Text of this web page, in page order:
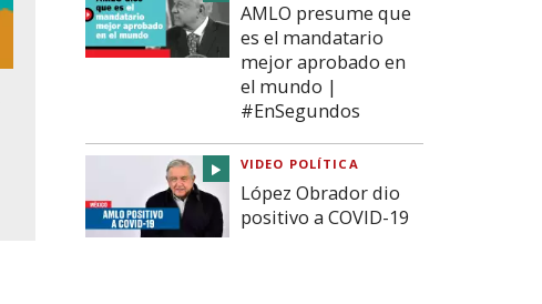
AMLO presume que
es el mandatario
mejor aprobado en
el mundo |
#EnSegundos
VIDEO POLÍTICA
López Obrador dio
positivo a COVID-19